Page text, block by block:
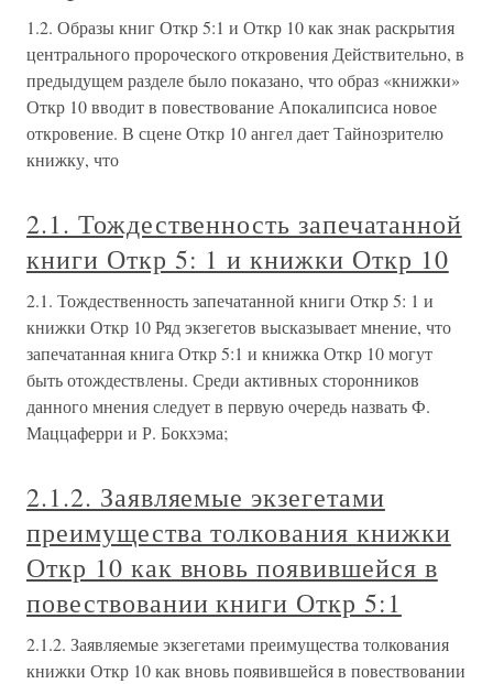
1.2. Образы книг Откр 5:1 и Откр 10 как знак раскрытия
центрального пророческого откровения Действительно, в
предыдущем разделе было показано, что образ «книжки»
Откр 10 вводит в повествование Апокалипсиса новое
откровение. В сцене Откр 10 ангел дает Тайнозрителю
книжку, что
2.1. Тождественность запечатанной
книги Откр 5: 1 и книжки Откр 10
2.1. Тождественность запечатанной книги Откр 5: 1 и
книжки Откр 10 Ряд экзегетов высказывает мнение, что
запечатанная книга Откр 5:1 и книжка Откр 10 могут
быть отождествлены. Среди активных сторонников
данного мнения следует в первую очередь назвать Ф.
Маццаферри и Р. Бокхэма;
2.1.2. Заявляемые экзегетами
преимущества толкования книжки
Откр 10 как вновь появившейся в
повествовании книги Откр 5:1
2.1.2. Заявляемые экзегетами преимущества толкования
книжки Откр 10 как вновь появившейся в повествовании